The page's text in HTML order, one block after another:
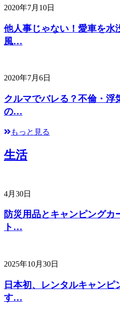
2020年7月10日
他人事じゃない！愛車を水
風…
2020年7月6日
クルマでバレる？不倫・浮
の…
もっと見る
生活
4月30日
防災用品とキャンピングカ
ト…
2025年10月30日
日本初、レンタルキャンピ
す…